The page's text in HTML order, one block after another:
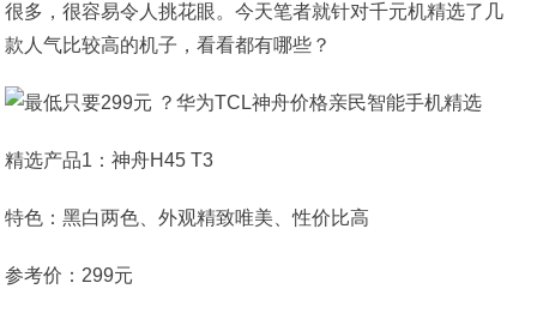
很多，很容易令人挑花眼。今天笔者就针对千元机精选了几
款人气比较高的机子，看看都有哪些？
精选产品1：神舟H45 T3
特色：黑白两色、外观精致唯美、性价比高
参考价：299元